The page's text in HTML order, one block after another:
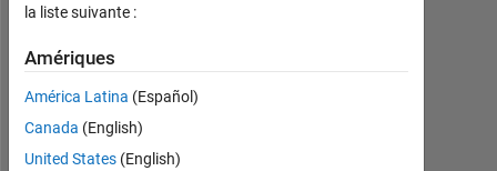
depuis
0
Following:
la liste suivante :
Amériques
América Latina (Español)
Canada (English)
United States (English)